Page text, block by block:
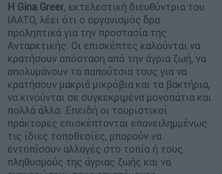
Η Gina Greer, εκτελεστική διευθύντρια του
IAATO, λέει ότι ο οργανισμός δρα
προληπτικά για την προστασία της
Ανταρκτικής. Οι επισκέπτες καλούνται να
κρατήσουν απόσταση από την άγρια ζωή, να
απολυμάνουν τα παπούτσια τους για να
κρατήσουν μακριά μικρόβια και τα βακτήρια,
να κινούνται σε συγκεκριμένα μονοπάτια και
πολλά άλλα. Επειδή οι τουριστικοί
πράκτορες επισκέπτονται επανειλημμένως
τις ίδιες τοποθεσίες, μπορούν να
εντοπίσουν αλλαγές στο τοπίο ή τους
πληθυσμούς της άγριας ζωής και να